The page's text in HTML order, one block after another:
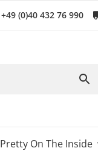
+49 (0)40 432 76 990
Pretty On The Inside